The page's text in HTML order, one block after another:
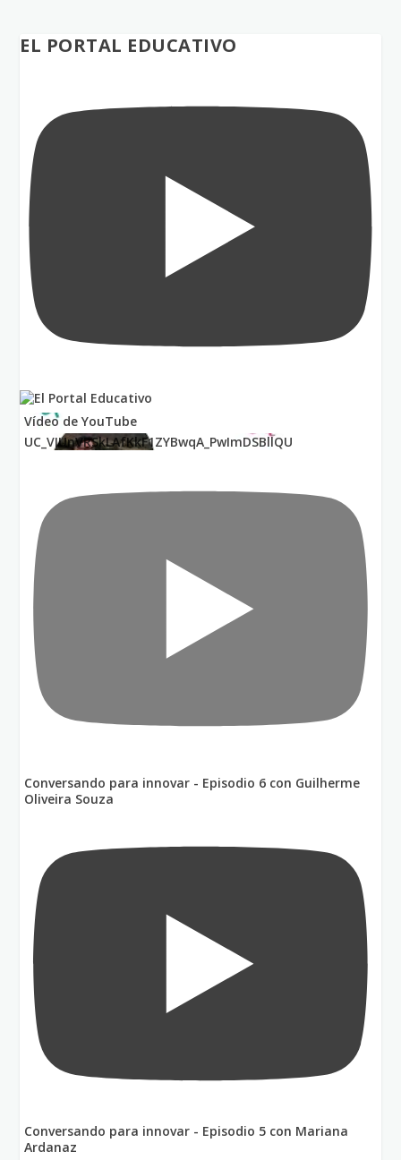
EL PORTAL EDUCATIVO
Vídeo de YouTube
UC_VIUnVRSkLAfKkF1ZYBwqA_PwImDSBllQU
Conversando para innovar - Episodio 6 con Guilherme
Oliveira Souza
Conversando para innovar - Episodio 5 con Mariana
Ardanaz